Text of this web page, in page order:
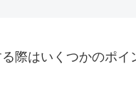
際はいくつかのポイ